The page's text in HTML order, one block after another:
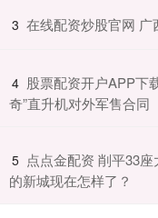
3 在线配资炒股官网
4 股票配资开户APP下
奇”直升机对外军售合同
5 点点金配资 削平33
的新城现在怎样了？